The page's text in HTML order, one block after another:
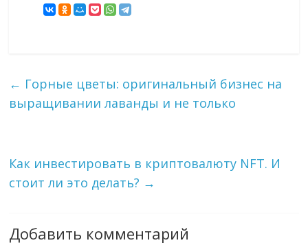
← Горные цветы: оригинальный бизнес на
выращивании лаванды и не только
Как инвестировать в криптовалюту NFT. И
стоит ли это делать? →
Добавить комментарий